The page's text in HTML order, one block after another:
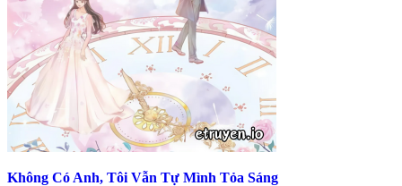
Không Có Anh, Tôi Vẫn Tự Mình Tỏa Sáng